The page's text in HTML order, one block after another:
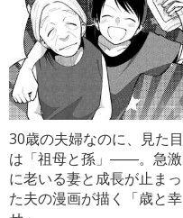
30歳の夫婦なのに、見た目
は「祖母と孫」――。急激
に老いる妻と成長が止まっ
た夫の漫画が描く「歳と幸